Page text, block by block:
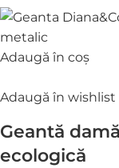
Adaugă în coș
Adaugă în wishlist
Geantă
ecologică